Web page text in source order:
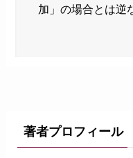
加」の場合とは逆
著者プロフィール